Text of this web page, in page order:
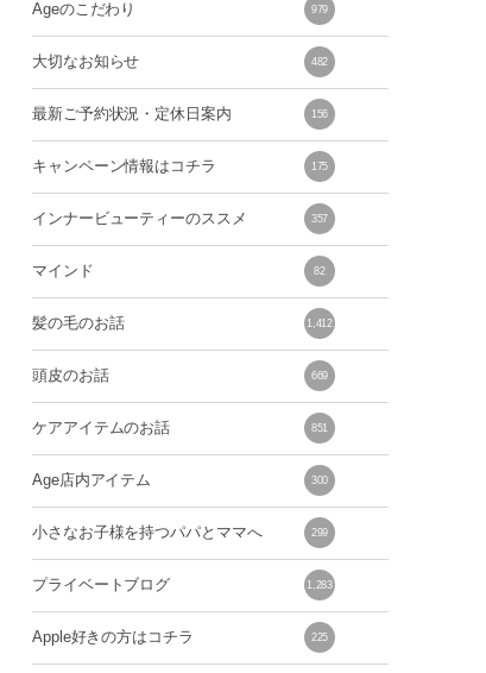
Ageのこだわり 979
大切なお知らせ 482
最新ご予約状況・定休日案内 156
キャンペーン情報はコチラ 175
インナービューティーのススメ 357
マインド 82
髪の毛のお話 1,412
頭皮のお話 669
ケアアイテムのお話 851
Age店内アイテム 300
小さなお子様を持つパパとママへ 299
プライベートブログ 1,283
Apple好きの方はコチラ 225